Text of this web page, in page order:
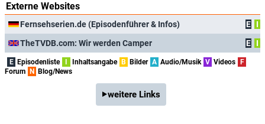
Externe Websites
Fernsehserien.de (Episodenführer & Infos) E
I
TheTVDB.com: Wir werden Camper
E I
E Episodenliste Inhaltsangabe B Bilder A Audio/Musik V Videos
F
Forum
N Blog/News
weitere Links